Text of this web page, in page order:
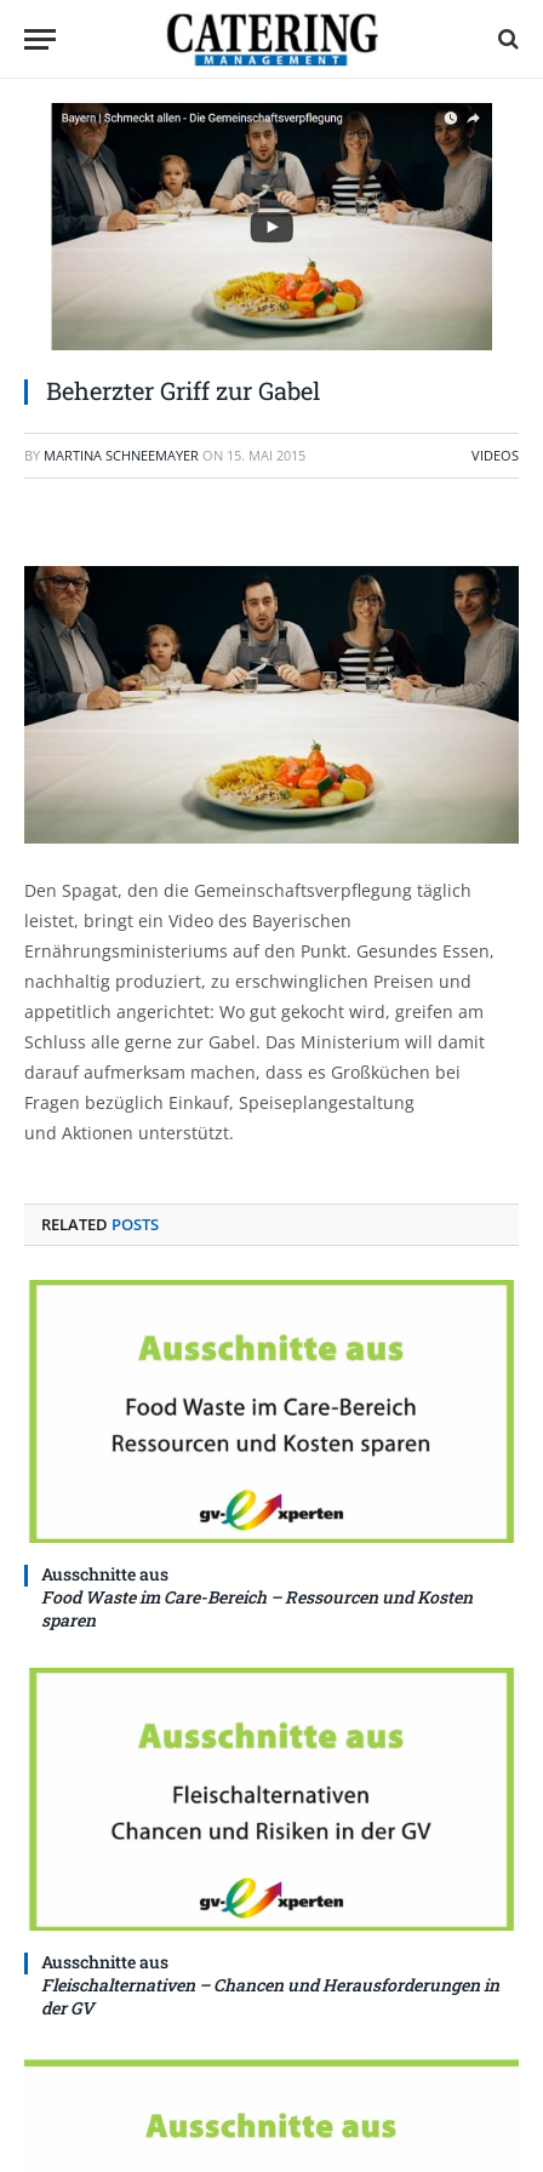
Beherzter Griff zur Gabel
BY MARTINA SCHNEEMAYER ON 15. MAI 2015 VIDEOS
Den Spagat, den die Gemeinschaftsverpflegung täglich
leistet, bringt ein Video des Bayerischen
Ernährungsministeriums auf den Punkt. Gesundes Essen,
nachhaltig produziert, zu erschwinglichen Preisen und
appetitlich angerichtet: Wo gut gekocht wird, greifen am
Schluss alle gerne zur Gabel. Das Ministerium will damit
darauf aufmerksam machen, dass es Großküchen bei
Fragen bezüglich Einkauf, Speiseplangestaltung
und Aktionen unterstützt.
RELATED POSTS
Ausschnitte aus
Food Waste im Care-Bereich – Ressourcen und Kosten
sparen
Ausschnitte aus
Fleischalternativen – Chancen und Herausforderungen in
der GV